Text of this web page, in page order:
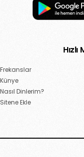
Hızlı
Frekanslar
Künye
Nasıl Dinlerim?
Sitene Ekle